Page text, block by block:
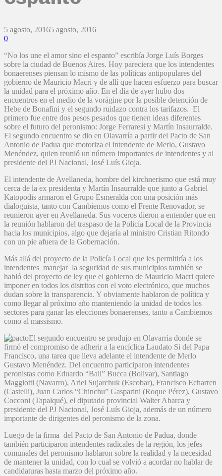
5 agosto, 20165 agosto, 2016
0
“No los une el amor sino el espanto” escribía Jorge Luís Borges
sobre la ciudad de Buenos Aires. Hoy pareciera que los intendentes
bonaerenses piensan lo mismo de las políticas antipopulares del
gobierno de Mauricio Macri y de allí que hacen esfuerzo para buscar
la unidad para el próximo año. En el día de ayer hubo dos
encuentros en el medio de la vorágine por la posible detención de
Hebe de Bonafini y el segundo ruidazo contra los tarifazos. El
primero fue entre dos pesos pesados que tienen ideas diferentes
sobre el futuro del peronismo: Jorge Ferraresi y Martín Insaurralde.
El segundo encuentro se dio en Olavarría a partir del Pacto de San
Antonio de Padua que motoriza el intendente de Merlo, Gustavo
Menéndez, quien reunió un número importantes de intendentes y al
presidente del PJ Nacional, José Luís Gioja.
El intendente de Avellaneda, hombre del kirchnerismo que está muy
cerca de la ex presidenta y Martín Insaurralde que junto a Gabriel
Katopodis armaron el Grupo Esmeralda con una posición más
dialoguista, tanto con Cambiemos como el Frente Renovador, se
reunieron ayer en Avellaneda. Sus voceros dieron a entender que en
la reunión hablaron del traspaso de la Policía Local de la Provincia
hacia los municipios, algo que dejaría al ministro Cristian Ritondo
con un pie afuera de la Gobernación.
Más allá del proyecto de la Policía Local que les permitiría a los
intendentes manejar la seguridad de sus municipios también se
habló del proyecto de ley que el gobierno de Mauricio Macri quiere
imponer en todos los distritos con el voto electrónico, que muchos
dudan sobre la transparencia. Y obviamente hablaron de política y
como llegar al próximo año manteniendo la unidad de todos los
sectores para ganar las elecciones bonaerenses, tanto a Cambiemos
como al massismo.
El segundo encuentro se produjo en Olavarría donde se
firmó el compromiso de adherir a la encíclica Laudato Si del Papa
Francisco, una tarea que lleva adelante el intendente de Merlo
Gustavo Menéndez. Del encuentro participaron intendentes
peronistas como Eduardo “Bali” Bucca (Bolivar), Santiago
Maggiotti (Navarro), Ariel Sujarchuk (Escobar), Francisco Echarren
(Castelli), Juan Carlos “Chinchu” Gasparini (Roque Pérez), Gustavo
Cocconi (Tapalqué), el diputado provincial Walter Abarca y
presidente del PJ Nacional, José Luís Gioja, además de un número
importante de dirigentes del peronismo de la zona.
Luego de la firma del Pacto de San Antonio de Padua, donde
también participaron intendentes radicales de la región, los jefes
comunales del peronismo hablaron sobre la realidad y la necesidad
de mantener la unidad, con lo cual se volvió a acordar no hablar de
candidaturas hasta marzo del próximo año.